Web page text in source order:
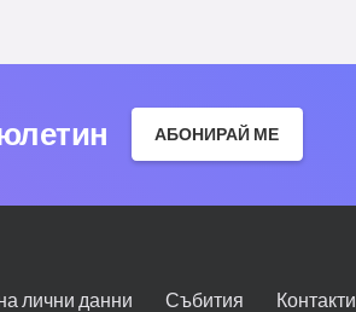
АБОНИРАЙ МЕ
лични данни Събития Контакти